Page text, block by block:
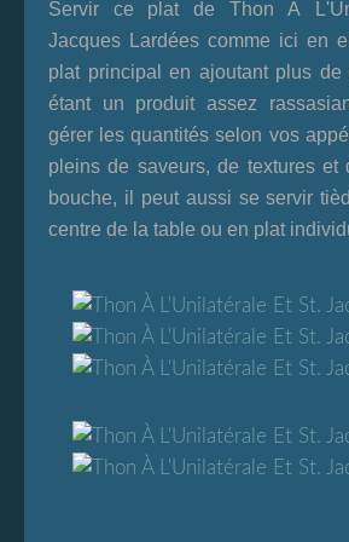
Servir ce plat de Thon À
Jacques Lardées comme ici en
plat principal en ajoutant plus de
étant un produit assez
gérer les quantités selon vos
pleins de saveurs, de textures et
bouche, il peut aussi se servir
centre de la table ou en plat